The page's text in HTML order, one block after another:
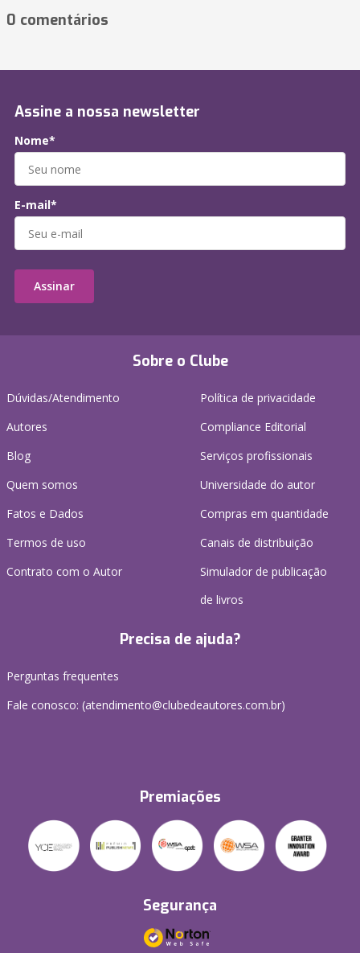
0 comentários
Sobre o Clube
Dúvidas/Atendimento
Autores
Blog
Quem somos
Fatos e Dados
Termos de uso
Contrato com o Autor
Política de privacidade
Compliance Editorial
Serviços profissionais
Universidade do autor
Compras em quantidade
Canais de distribuição
Simulador de publicação
de livros
Precisa de ajuda?
Perguntas frequentes
Fale conosco: (atendimento@clubedeautores.com.br)
Premiações
Segurança
Assine a nossa newsletter
Nome*
E-mail*
Assinar